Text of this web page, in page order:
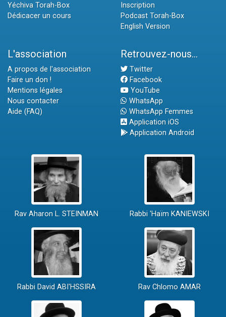
Yéchiva Torah-Box
Dédicacer un cours
Inscription
Podcast Torah-Box
English Version
L'association
A propos de l'association
Faire un don !
Mentions légales
Nous contacter
Aide (FAQ)
Retrouvez-nous...
Twitter
Facebook
YouTube
WhatsApp
WhatsApp Femmes
Application iOS
Application Android
Rav Aharon L. STEINMAN Rabbi 'Haïm KANIEWSKI
Rabbi David ABI'HSSIRA Rav Chlomo AMAR